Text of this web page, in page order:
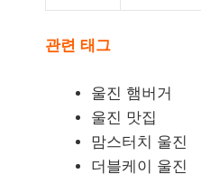
관련 태그
울진 햄버거
울진 맛집
맘스터치 울진
더블케이 울진